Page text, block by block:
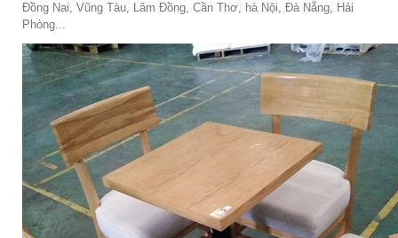
Đồng Nai, Vũng Tàu, Lâm Đồng, Cần Thơ, hà Nội, Đà Nẵng, Hải
Phòng...